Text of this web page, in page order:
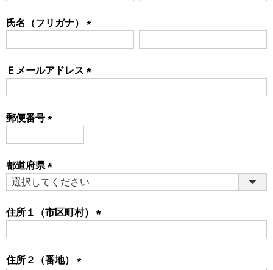
氏名（フリガナ）
Ｅメールアドレス
郵便番号
都道府県
(必
住所１（市区町村）
住所２（番地）